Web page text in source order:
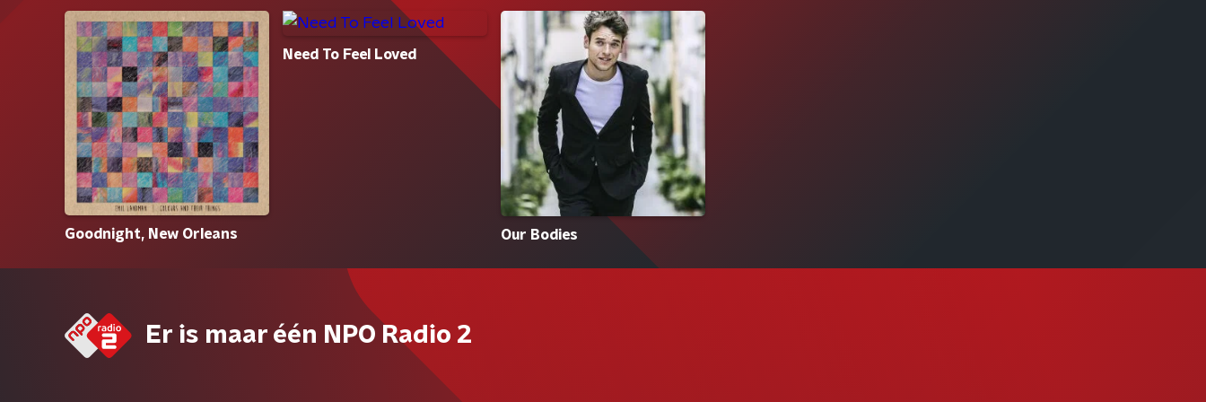
Goodnight, New Orleans
Need To Feel Loved
Our Bodies
Er is maar één NPO Radio 2